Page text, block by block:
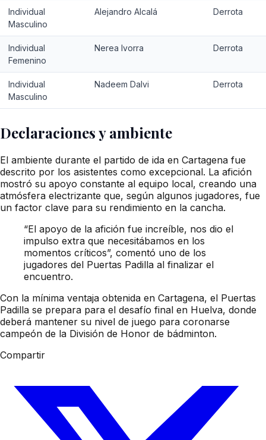
Individual
Masculino
Alejandro Alcalá Derrota
Individual
Femenino
Nerea Ivorra Derrota
Individual
Masculino
Nadeem Dalvi Derrota
Declaraciones y ambiente
El ambiente durante el partido de ida en Cartagena fue
descrito por los asistentes como excepcional. La afición
mostró su apoyo constante al equipo local, creando una
atmósfera electrizante que, según algunos jugadores, fue
un factor clave para su rendimiento en la cancha.
“El apoyo de la afición fue increíble, nos dio el
impulso extra que necesitábamos en los
momentos críticos”, comentó uno de los
jugadores del Puertas Padilla al finalizar el
encuentro.
Con la mínima ventaja obtenida en Cartagena, el Puertas
Padilla se prepara para el desafío final en Huelva, donde
deberá mantener su nivel de juego para coronarse
campeón de la División de Honor de bádminton.
Compartir